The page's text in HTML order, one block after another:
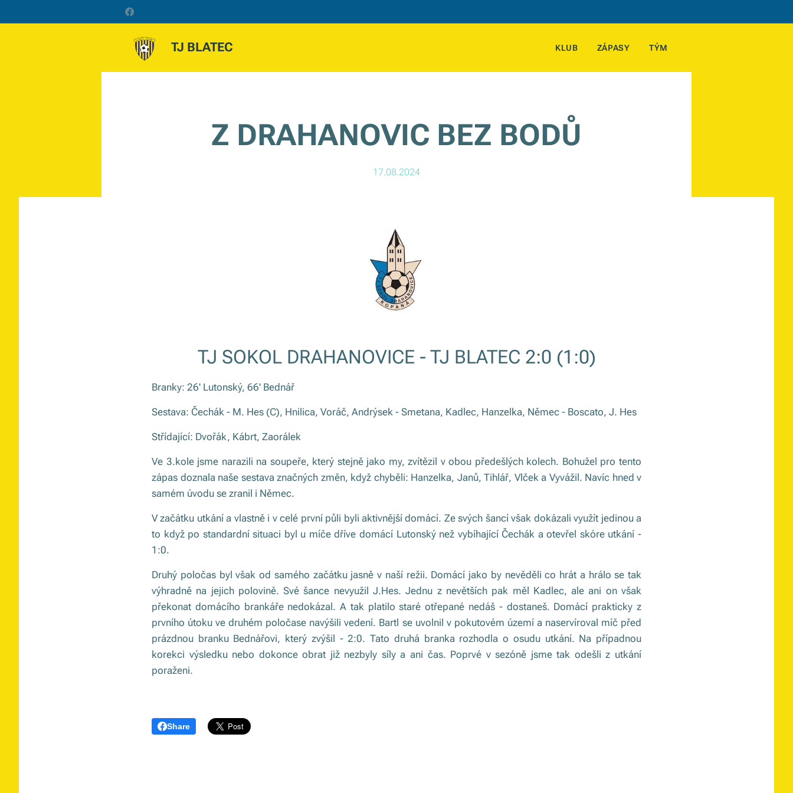
TJ BLATEC KLUB ZÁPASY TÝM
Z DRAHANOVIC BEZ BODŮ
17.08.2024
TJ SOKOL DRAHANOVICE - TJ BLATEC 2:0 (1:0)
Branky: 26' Lutonský, 66' Bednář
Sestava: Čechák - M. Hes (C), Hnilica, Voráč, Andrýsek - Smetana, Kadlec, Hanzelka, Němec - Boscato, J. Hes
Střídající: Dvořák, Kábrt, Zaorálek
Ve 3.kole jsme narazili na soupeře, který stejně jako my, zvítězil v obou předešlých kolech. Bohužel pro tento
zápas doznala naše sestava značných změn, když chyběli: Hanzelka, Janů, Tihlář, Vlček a Vyvážil. Navíc hned v
samém úvodu se zranil i Němec.
V začátku utkání a vlastně i v celé první půli byli aktivnější domácí. Ze svých šancí však dokázali využít jedinou a
to když po standardní situaci byl u míče dříve domácí Lutonský než vybíhající Čechák a otevřel skóre utkání -
1:0.
Druhý poločas byl však od samého začátku jasně v naší režii. Domácí jako by nevěděli co hrát a hrálo se tak
výhradně na jejich polovině. Své šance nevyužil J.Hes. Jednu z nevětších pak měl Kadlec, ale ani on však
překonat domácího brankáře nedokázal. A tak platilo staré otřepané nedáš - dostaneš. Domácí prakticky z
prvního útoku ve druhém poločase navýšili vedení. Bartl se uvolnil v pokutovém území a naservíroval míč před
prázdnou branku Bednářovi, který zvýšil - 2:0. Tato druhá branka rozhodla o osudu utkání. Na případnou
korekci výsledku nebo dokonce obrat již nezbyly síly a ani čas. Poprvé v sezóně jsme tak odešli z utkání
poraženi.
Share